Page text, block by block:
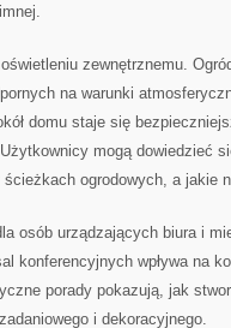
zewnętrznemu.
na warunki
domu staje się
mogą dowiedzieć
ogrodowych, a jakie
osób urządzających biura i
konferencyjnych wpływa na
porady pokazują, jak
i dekoracyjnego.